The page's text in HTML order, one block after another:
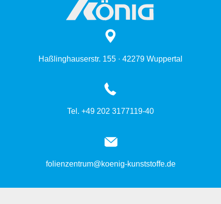
Haßlinghauserstr. 155 · 42279 Wuppertal
Tel. +49 202 3177119-40
folienzentrum@koenig-kunststoffe.de